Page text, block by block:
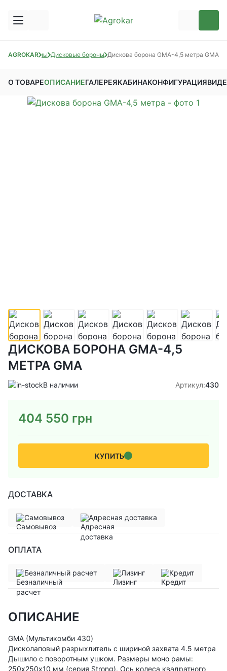
AGROKAR
Бороны Дисковые бороны Дискова борона GMA-4,5 метра GMA
О ТОВАРЕОПИСАНИЕГАЛЕРЕЯКАБИНАКОНФИГУРАЦИЯ
ДИСКОВА БОРОНА GMA-4,5
МЕТРА GMA
В наличии Артикул:430
404 550 грн
КУПИТЬ
ДОСТАВКА
Самовывоз Адресная доставка
ОПЛАТА
Безналичный расчет Лизинг Кредит
ОПИСАНИЕ
GMA (Мультикомби 430)
Дисколаповый разрыхлитель с шириной захвата 4.5 метра
Дышило с поворотным ушком. Размеры моно рамы:
250х250х10 мм (серия Strong). Ось колеса квадратного